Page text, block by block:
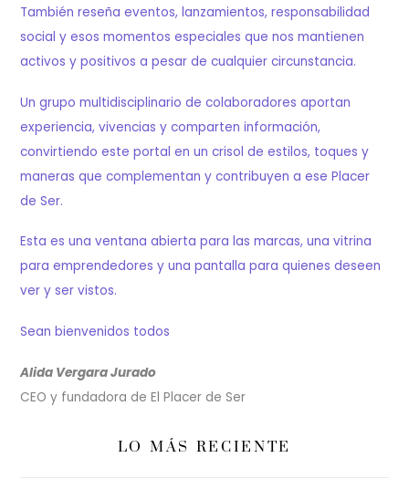
También reseña eventos, lanzamientos, responsabilidad
social y esos momentos especiales que nos mantienen
activos y positivos a pesar de cualquier circunstancia.
Un grupo multidisciplinario de colaboradores aportan
experiencia, vivencias y comparten información,
convirtiendo este portal en un crisol de estilos, toques y
maneras que complementan y contribuyen a ese Placer
de Ser.
Esta es una ventana abierta para las marcas, una vitrina
para emprendedores y una pantalla para quienes deseen
ver y ser vistos.
Sean bienvenidos todos
Alida Vergara Jurado
CEO y fundadora de El Placer de Ser
LO MÁS RECIENTE